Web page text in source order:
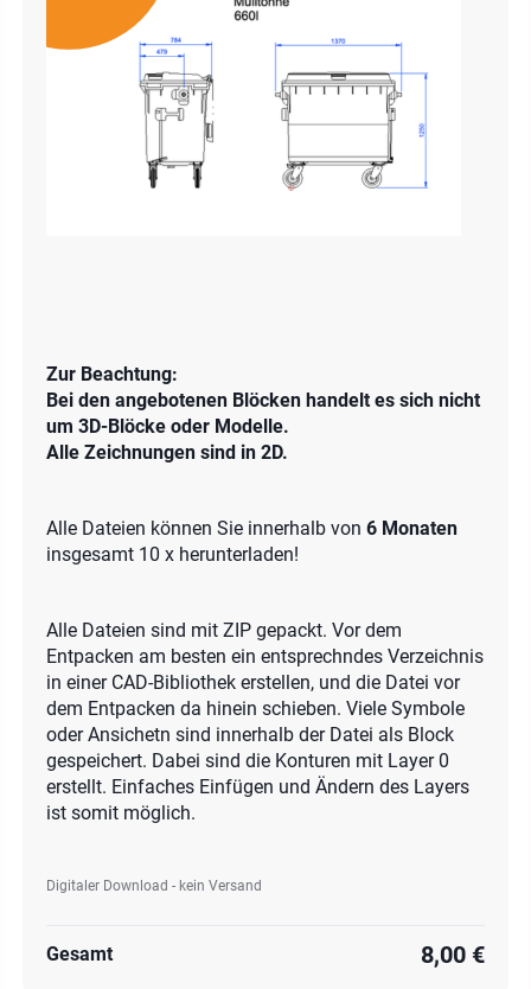
Zur Beachtung:
Bei den angebotenen Blöcken handelt es sich nicht
um 3D-Blöcke oder Modelle.
Alle Zeichnungen sind in 2D.
Alle Dateien können Sie innerhalb von 6 Monaten
insgesamt 10 x herunterladen!
Alle Dateien sind mit ZIP gepackt. Vor dem
Entpacken am besten ein entsprechndes Verzeichnis
in einer CAD-Bibliothek erstellen, und die Datei vor
dem Entpacken da hinein schieben. Viele Symbole
oder Ansichetn sind innerhalb der Datei als Block
gespeichert. Dabei sind die Konturen mit Layer 0
erstellt. Einfaches Einfügen und Ändern des Layers
ist somit möglich.
Digitaler Download - kein Versand
Gesamt 8,00 €